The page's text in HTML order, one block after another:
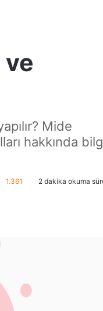
ve
Mide
hakkında
1.361 2 dakika okuma